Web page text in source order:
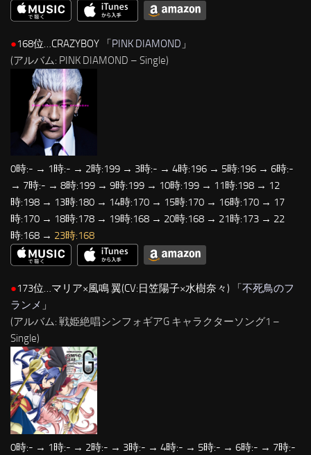
●168位…CRAZYBOY 「PINK DIAMOND 」
(アルバム: PINK DIAMOND – Single)
0時:- → 1時:- → 2時:199 → 3時:- → 4時:196 → 5時:196 → 6時:-
→ 7時:- → 8時:199 → 9時:199 → 10時:199 → 11時:198 → 12
時:198 → 13時:180 → 14時:170 → 15時:170 → 16時:170 → 17
時:170 → 18時:178 → 19時:168 → 20時:168 → 21時:173 → 22
時:168 → 23時:168
●173位…マリア×風鳴 翼(CV:日笠陽子×水樹奈々) 「不死鳥のフ
ランメ 」
(アルバム: 戦姫絶唱シンフォギアG キャラクターソング1 –
Single)
0時:- → 1時:- → 2時:- → 3時:- → 4時:- → 5時:- → 6時:- → 7時:-